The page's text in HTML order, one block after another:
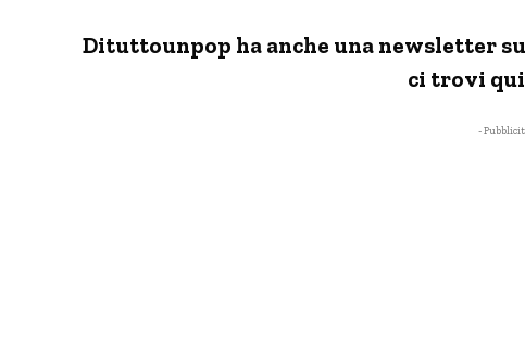
Dituttounpop ha anche una newsletter
ci trovi
-